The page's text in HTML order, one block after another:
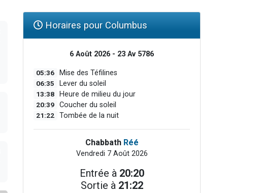
Horaires pour Columbus
6 Août 2026 - 23 Av 5786
05:36 Mise des Téfilines
06:35 Lever du soleil
13:38 Heure de milieu du jour
20:39 Coucher du soleil
21:22 Tombée de la nuit
Chabbath Réé
Vendredi 7 Août 2026
Entrée à 20:20
Sortie à 21:22